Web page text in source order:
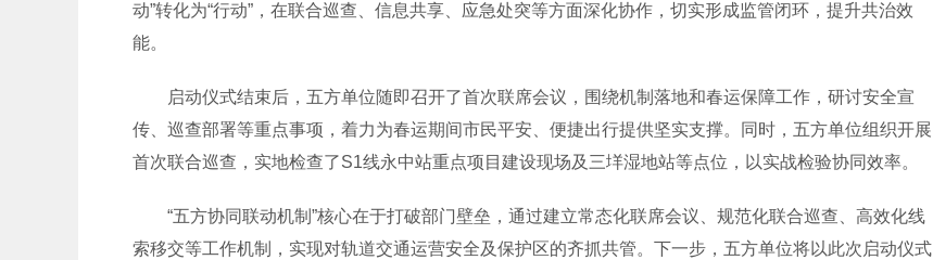
动”转化为“行动”，在联合巡查、信息共享、应急处突等方面深化协作，切实形成监管闭环，提升共治效
能。
启动仪式结束后，五方单位随即召开了首次联席会议，围绕机制落地和春运保障工作，研讨安全宣
传、巡查部署等重点事项，着力为春运期间市民平安、便捷出行提供坚实支撑。同时，五方单位组织开展
首次联合巡查，实地检查了S1线永中站重点项目建设现场及三垟湿地站等点位，以实战检验协同效率。
“五方协同联动机制”核心在于打破部门壁垒，通过建立常态化联席会议、规范化联合巡查、高效化线
索移交等工作机制，实现对轨道交通运营安全及保护区的齐抓共管。下一步，五方单位将以此次启动仪式